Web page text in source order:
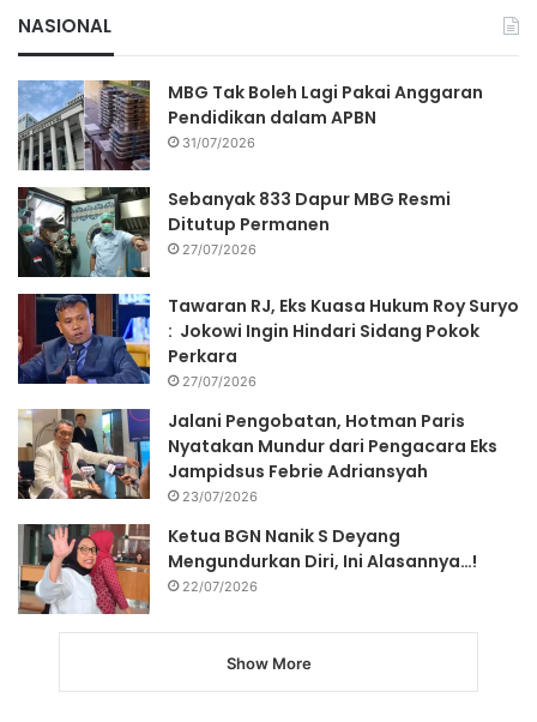
NASIONAL
MBG Tak Boleh Lagi Pakai Anggaran
Pendidikan dalam APBN
31/07/2026
Sebanyak 833 Dapur MBG Resmi
Ditutup Permanen
27/07/2026
Tawaran RJ, Eks Kuasa Hukum Roy Suryo
: Jokowi Ingin Hindari Sidang Pokok
Perkara
27/07/2026
Jalani Pengobatan, Hotman Paris
Nyatakan Mundur dari Pengacara Eks
Jampidsus Febrie Adriansyah
23/07/2026
Ketua BGN Nanik S Deyang
Mengundurkan Diri, Ini Alasannya…!
22/07/2026
Show More